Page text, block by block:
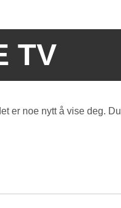
TV
er noe nytt å vise deg.